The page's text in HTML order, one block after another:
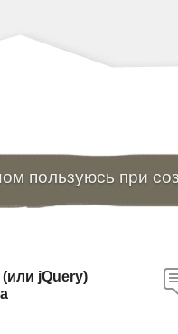
пользуюсь при
jQuery)